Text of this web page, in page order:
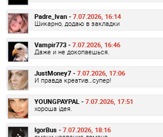
Padre_Ivan - 7.07.2026, 16:14
Шикарно, додаю в закладки
Vampir773 - 7.07.2026, 16:46
Даже и не докопаешься.
JustMoney7 - 7.07.2026, 17:06
И правда креатив…супер!
YOUNGPAYPAL - 7.07.2026, 17:51
хороша ідея.
IgorBus - 7.07.2026, 18:16